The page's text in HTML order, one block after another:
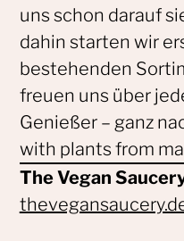
uns schon darauf
dahin starten wir
bestehenden
freuen uns über
Genießer – ganz
with plants from
The Vegan